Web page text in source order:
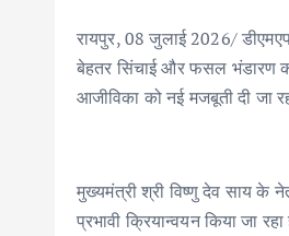
o
o
k
r A
p
p
रायपुर, 08 जुलाई 2026/
बेहतर सिंचाई और फसल भंडारण
आजीविका को नई मजबूती दी जा
मुख्यमंत्री श्री विष्णु देव साय के
प्रभावी क्रियान्वयन किया जा